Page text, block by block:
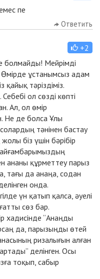
пе
Ответить
+2
болмайды! Мейрімді
ұстанымсыз адам
қайық тәріздіміз.
ол сөзді көпті
Ал, ол өмір
Не де болса Ұлы
тәнінен бастау
біз үшін бәрібір
ананы құрметтеу парыз
тағы да анаңа, содан
онда.
үн қатып қалса, әуелі
сөз бар.
хадисінде “Анаңды
да, парызыңды өтей
ризалығын алған
делінген. Осы
тоқып, сабыр